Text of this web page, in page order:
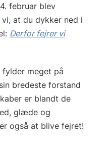
februar blev
at du dykker ned i
Derfor fejrer vi
meget på
bredeste forstand
er blandt de
glæde og
også at blive fejret!